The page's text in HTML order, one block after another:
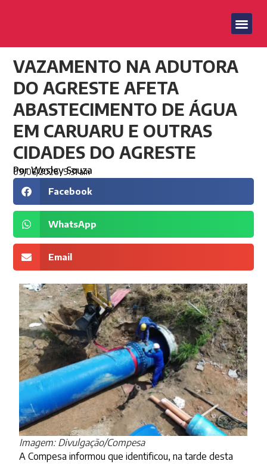
VAZAMENTO NA ADUTORA
DO AGRESTE AFETA
ABASTECIMENTO DE ÁGUA
EM CARUARU E OUTRAS
CIDADES DO AGRESTE
PorWesley Souza
09/06/2026 9:31 am
Facebook
WhatsApp
Email
Imagem: Divulgação/Compesa
A Compesa informou que identificou, na tarde desta